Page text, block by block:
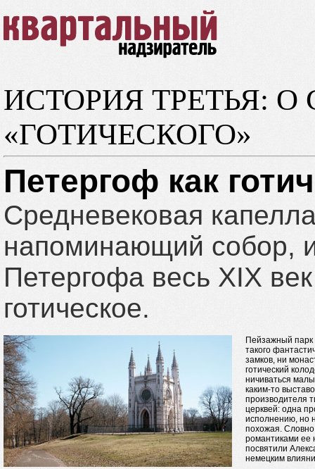
ИСТОРИЯ ТРЕТЬЯ:
«ГОТИЧЕСКОГО»
Петергоф как
Средневековая
напоминающий собор,
Петергофа весь XIX
готическое.
Пейзажный парк
такого
замков, ни
готический
ничиваться
каким-то
производителя
церквей: одна
исполнению, но
похожая.
романтиками ее
посвятили
немецким